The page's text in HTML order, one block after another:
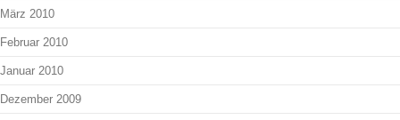
März 2010
Februar 2010
Januar 2010
Dezember 2009